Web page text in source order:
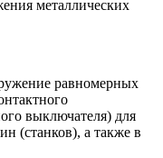
металлических
равномерных
выключателя) для
(станков), а также в